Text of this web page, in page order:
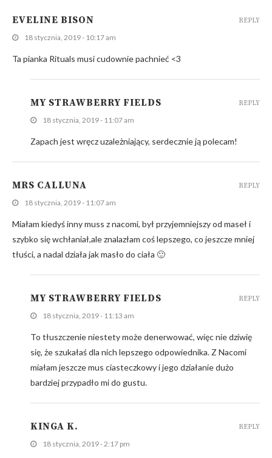
EVELINE BISON
18 stycznia, 2019 - 10:17 am
Ta pianka Rituals musi cudownie pachnieć <3
REPLY
MY STRAWBERRY FIELDS
18 stycznia, 2019 - 11:07 am
Zapach jest wręcz uzależniający, serdecznie ją polecam!
REPLY
MRS CALLUNA
18 stycznia, 2019 - 11:07 am
Miałam kiedyś inny muss z nacomi, był przyjemniejszy od maseł i
szybko się wchłaniał,ale znalazłam coś lepszego, co jeszcze mniej
tłuści, a nadal działa jak masło do ciała 🙂
REPLY
MY STRAWBERRY FIELDS
18 stycznia, 2019 - 11:13 am
To tłuszczenie niestety może denerwować, więc nie dziwię
się, że szukałaś dla nich lepszego odpowiednika. Z Nacomi
miałam jeszcze mus ciasteczkowy i jego działanie dużo
bardziej przypadło mi do gustu.
REPLY
KINGA K.
18 stycznia, 2019 - 2:17 pm
REPLY